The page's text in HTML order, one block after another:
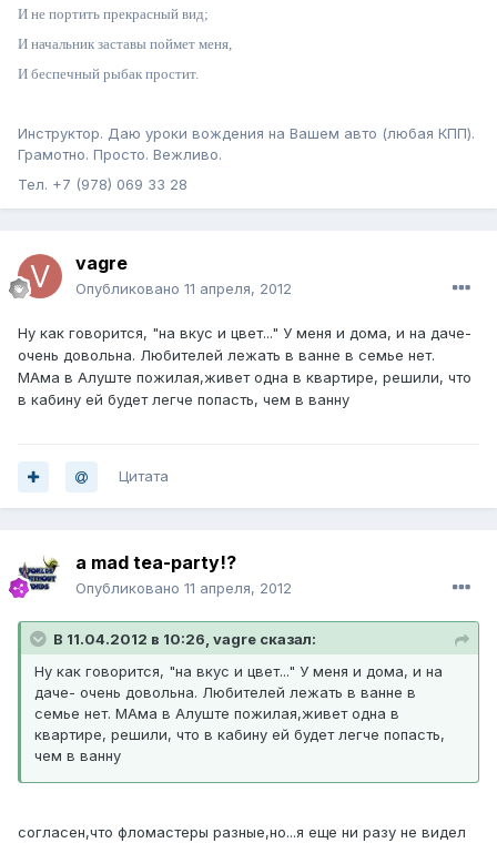
И не портить прекрасный вид;
И начальник заставы поймет меня,
И беспечный рыбак простит.
Инструктор. Даю уроки вождения на Вашем авто (любая КПП).
Грамотно. Просто. Вежливо.
Тел. +7 (978) 069 33 28
vagre
Опубликовано 11 апреля, 2012
Ну как говорится, "на вкус и цвет..." У меня и дома, и на даче-
очень довольна. Любителей лежать в ванне в семье нет.
МАма в Алуште пожилая,живет одна в квартире, решили, что
в кабину ей будет легче попасть, чем в ванну
Цитата
a mad tea-party!?
Опубликовано 11 апреля, 2012
В 11.04.2012 в 10:26, vagre сказал:
Ну как говорится, "на вкус и цвет..." У меня и дома, и на
даче- очень довольна. Любителей лежать в ванне в
семье нет. МАма в Алуште пожилая,живет одна в
квартире, решили, что в кабину ей будет легче попасть,
чем в ванну
согласен,что фломастеры разные,но...я еще ни разу не видел